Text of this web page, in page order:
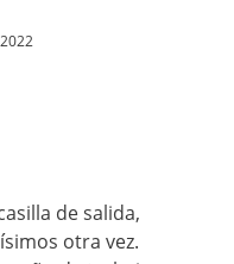
de salida,
otra vez.